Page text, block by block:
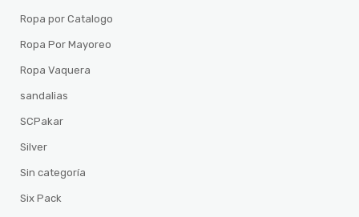
Ropa por Catalogo
Ropa Por Mayoreo
Ropa Vaquera
sandalias
SCPakar
Silver
Sin categoría
Six Pack